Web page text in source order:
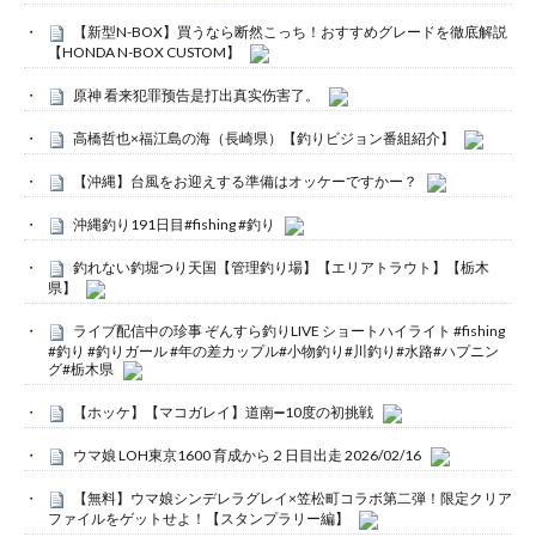
【新型N-BOX】買うなら断然こっち！おすすめグレードを徹底解説
【HONDA N-BOX CUSTOM】
原神 看来犯罪预告是打出真实伤害了。
高橋哲也×福江島の海（長崎県）【釣りビジョン番組紹介】
【沖縄】台風をお迎えする準備はオッケーですかー？
沖縄釣り191日目#fishing #釣り
釣れない釣堀つり天国【管理釣り場】【エリアトラウト】【栃木
県】
ライブ配信中の珍事 ぞんすら釣りLIVE ショートハイライト #fishing
#釣り #釣りガール #年の差カップル#小物釣り#川釣り#水路#ハプニン
グ#栃木県
【ホッケ】【マコガレイ】道南➖10度の初挑戦
ウマ娘 LOH東京1600 育成から２日目出走 2026/02/16
【無料】ウマ娘シンデレラグレイ×笠松町コラボ第二弾！限定クリア
ファイルをゲットせよ！【スタンプラリー編】